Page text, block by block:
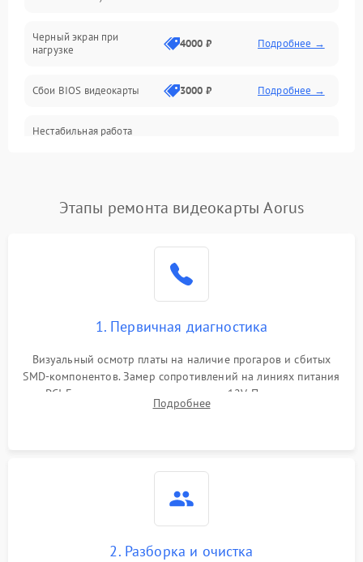
Электропитание
ПО
Электронные компоненты
Общие поломки
Механические повреждения
Черный экран при
нагрузке
4000 ₽ Подробнее →
Сбои BIOS видеокарты 3000 ₽ Подробнее →
Нестабильная работа
Этапы ремонта видеокарты Aorus
1. Первичная диагностика
Визуальный осмотр платы на наличие прогаров и сбитых
SMD-компонентов. Замер сопротивлений на линиях питания
PCI-E и дополнительных разъемах 12V. Проверка на
короткое замыкание основных дросселей питания GPU и
Подробнее
2. Разборка и очистка